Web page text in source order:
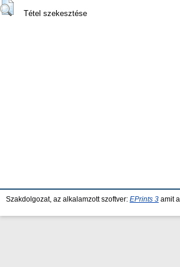
Tétel szekesztése
Szakdolgozat, az alkalamzott szoftver: EPrints 3 amit a